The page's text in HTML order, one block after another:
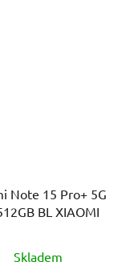
Note 15 Pro+ 5G
BL XIAOMI
Skladem